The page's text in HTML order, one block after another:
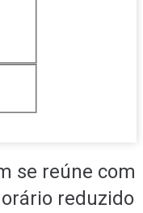
se reúne com
reduzido